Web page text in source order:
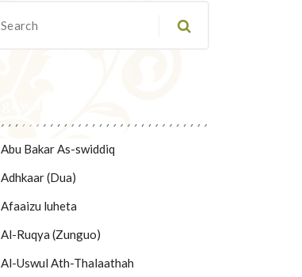
Abu Bakar As-swiddiq
Adhkaar (Dua)
Afaaizu luheta
Al-Ruqya (Zunguo)
Al-Uswul Ath-Thalaathah